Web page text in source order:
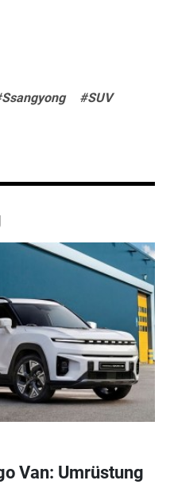
#SUV
Van: Umrüstung